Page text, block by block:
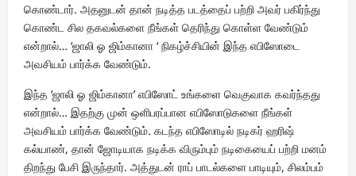
கொண்டார். அதனுடன் தான் நடித்த படத்தைப் பற்றி அவர் பகிர்ந்து
கொண்ட சில தகவல்களை நீங்கள் தெரிந்து கொள்ள வேண்டும்
என்றால்… ‘ஜாலி ஓ ஜிம்கானா ‘ நிகழ்ச்சியின் இந்த எபிஸோடை
அவசியம் பார்க்க வேண்டும்.
இந்த ‘ஜாலி ஓ ஜிம்கானா’ எபிஸோட் உங்களை வெகுவாக கவர்ந்தது
என்றால்… இதற்கு முன் ஒளிபரப்பான எபிஸோடுகளை நீங்கள்
அவசியம் பார்க்க வேண்டும். கடந்த எபிஸோடில் நடிகர் ஹரிஷ்
கல்யாண், தான் ஜோடியாக நடிக்க விரும்பும் நடிகையைப் பற்றி மனம்
திறந்து பேசி இருந்தார். அத்துடன் ராப் பாடல்களை பாடியும், சிலம்பம்